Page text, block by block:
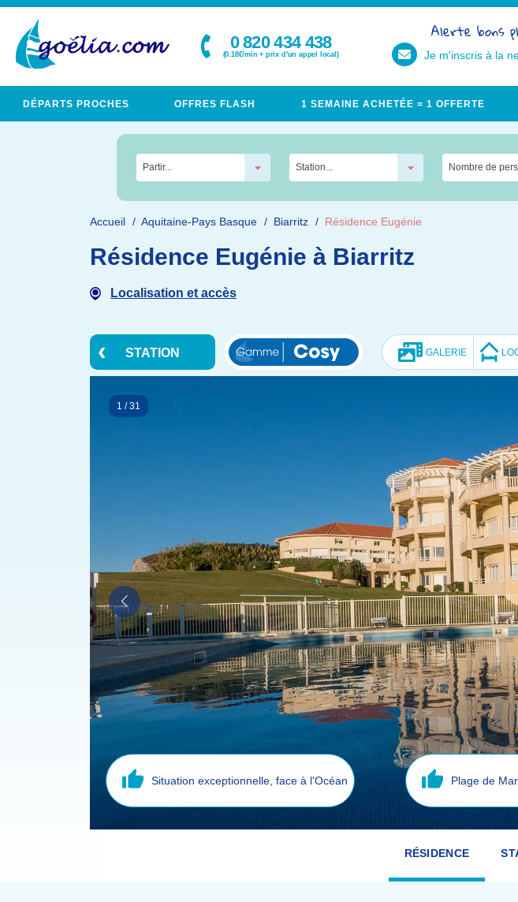
0 820 434 438
(0.18€/min + prix d'un appel local)
Alerte bons
Je m'inscris à la
DÉPARTS PROCHES OFFRES FLASH 1 SEMAINE ACHETÉE = 1 OFFERTE
Partir... Station... Nombre de
Accueil Aquitaine-Pays Basque Biarritz Résidence Eugénie
Résidence Eugénie à Biarritz
Localisation et accès
STATION GALERIE
1 /31
Situation exceptionnelle, face à l'Océan Plage de
RÉSIDENCE